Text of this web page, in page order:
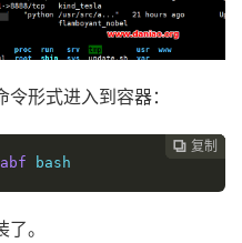
形式进入到容器：
 复制
 复制
 复制
 复制
bash
。